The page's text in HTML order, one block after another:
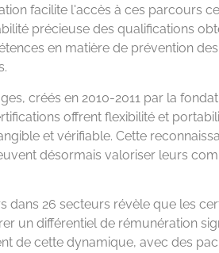
facilite l'accès à ces parcours
précieuse des qualifications
en matière de prévention
créés en 2010-2011 par la
offrent flexibilité et
et vérifiable. Cette
désormais valoriser leurs
dans 26 secteurs révèle que les
un différentiel de rémunération
de cette dynamique, avec des